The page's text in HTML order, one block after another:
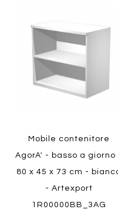
preferiti
Mobile contenitore
AgorA' - basso a giorno
80 x 45 x 73 cm -
- Artexport
1R00000BB_3AG